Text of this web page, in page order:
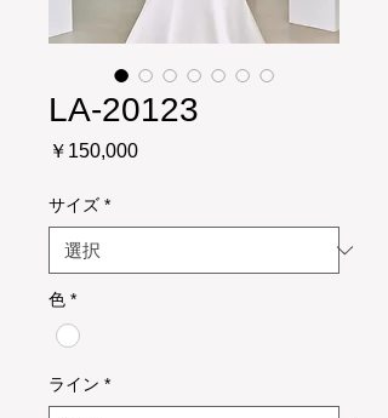
LA-20123
￥150,000価
サイズ *
色 *
ライン *